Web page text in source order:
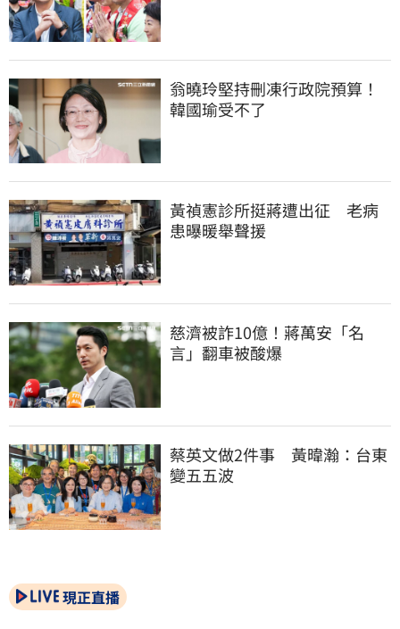
翁曉玲堅持刪凍行政院預算！
韓國瑜受不了
黃禎憲診所挺蔣遭出征　老病
患曝暖舉聲援
慈濟被詐10億！蔣萬安「名
言」翻車被酸爆
蔡英文做2件事　黃暐瀚：台東
變五五波
現正直播